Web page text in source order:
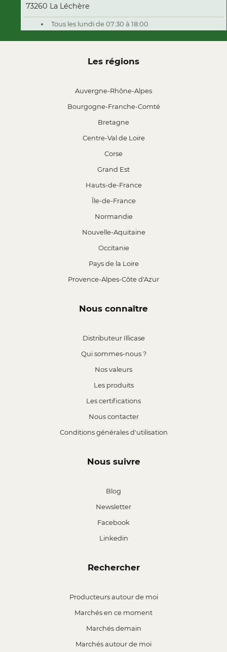
73260 La Léchère
Tous les lundi de 07:30 à 18:00
Les régions
Auvergne-Rhône-Alpes
Bourgogne-Franche-Comté
Bretagne
Centre-Val de Loire
Corse
Grand Est
Hauts-de-France
Île-de-France
Normandie
Nouvelle-Aquitaine
Occitanie
Pays de la Loire
Provence-Alpes-Côte d'Azur
Nous connaître
Distributeur Illicase
Qui sommes-nous ?
Nos valeurs
Les produits
Les certifications
Nous contacter
Conditions générales d'utilisation
Nous suivre
Blog
Newsletter
Facebook
Linkedin
Rechercher
Producteurs autour de moi
Marchés en ce moment
Marchés demain
Marchés autour de moi